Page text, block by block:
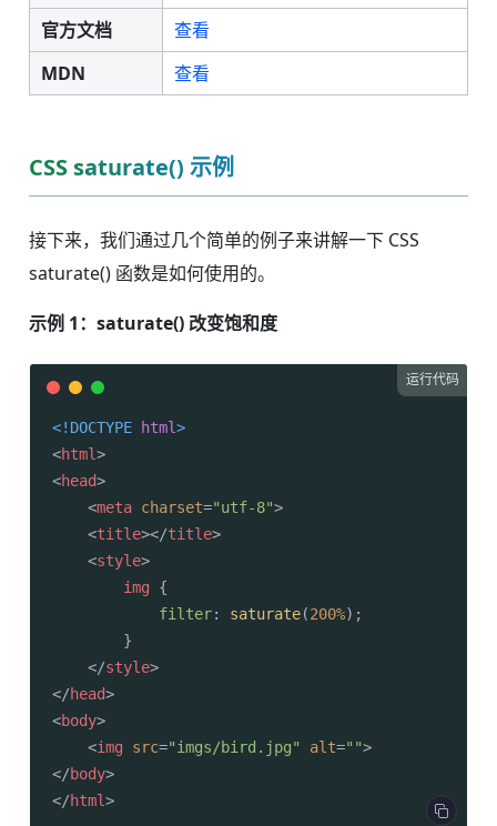
官方文档
查看
MDN
查看
CSS saturate() 示例
接下来，我们通过几个简单的例子来讲解一下 CSS
saturate() 函数是如何使用的。
示例 1：saturate() 改变饱和度
运行代码
<!DOCTYPE html>
<html>
<head>
<meta charset="utf-8">
<title></title>
<style>
img {
filter: saturate(200%);
        }
</style>
</head>
<body>
<img src="imgs/bird.jpg" alt="">
</body>
</html>